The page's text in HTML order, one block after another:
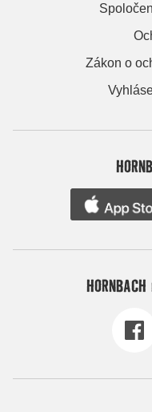
Zákon o